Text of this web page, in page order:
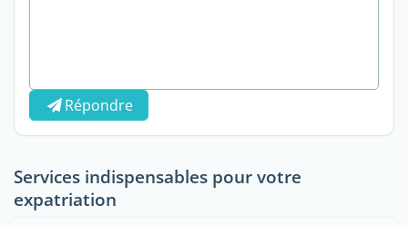
Répondre
Services indispensables pour votre
expatriation